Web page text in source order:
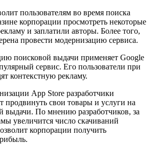
пользователям во время поиска
корпорации просмотреть некоторые
и заплатили авторы. Более того,
провести модернизацию сервиса.
поисковой выдачи применяет Google
сервис. Его пользователи при
контекстную рекламу.
App Store разработчики
продвинуть свои товары и услуги на
выдачи. По мнению разработчиков, за
увеличится число скачиваний
корпорации получить